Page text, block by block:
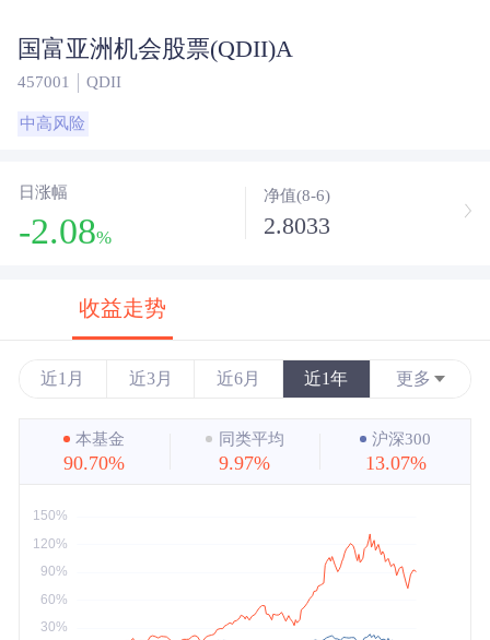
国富亚洲机会股票(QDII)A
457001 QDII
中高风险
日涨幅
-2.08%
净值(8-6)
2.8033
收益走势
近1月 近3月 近6月 近1年 更多
近3年
近5年
最大
本基金
90.70%
同类平均
9.97%
沪深300
13.07%